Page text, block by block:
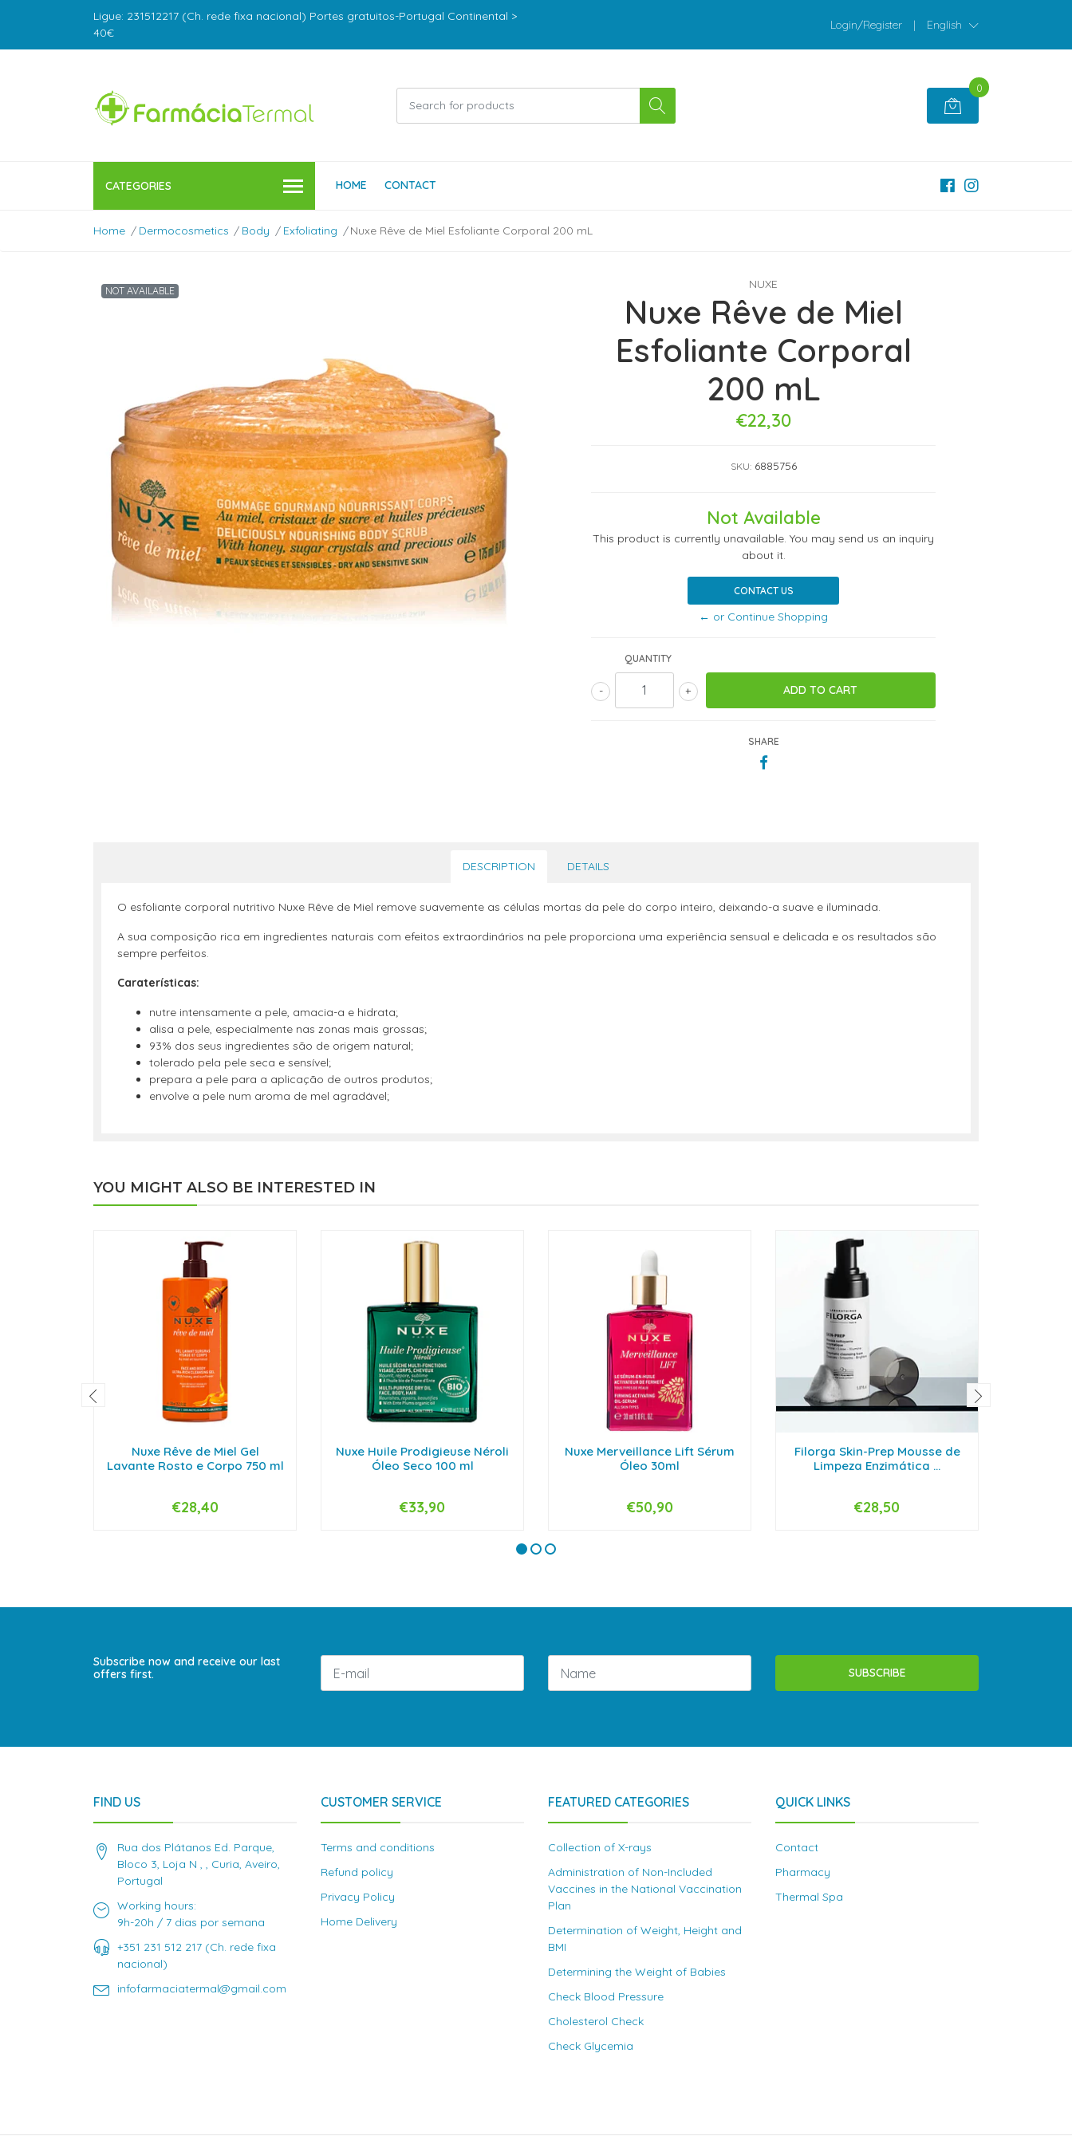
Ligue: 231512217 (Ch. rede fixa nacional) Portes gratuitos-Portugal Continental >
40€
Login/Register | English
0
CATEGORIES HOME CONTACT
Home Dermocosmetics Body Exfoliating Nuxe Rêve de Miel Esfoliante Corporal 200 mL
NOT AVAILABLE NUXE
Nuxe Rêve de Miel
Esfoliante Corporal
200 mL
€22,30
SKU: 6885756
Not Available
This product is currently unavailable. You may send us an inquiry
about it.
CONTACT US
← or Continue Shopping
QUANTITY
+
-
SHARE
DESCRIPTION DETAILS
O esfoliante corporal nutritivo Nuxe Rêve de Miel remove suavemente as células mortas da pele do corpo inteiro, deixando-a suave e iluminada.
A sua composição rica em ingredientes naturais com efeitos extraordinários na pele proporciona uma experiência sensual e delicada e os resultados são
sempre perfeitos.
Caraterísticas:
nutre intensamente a pele, amacia-a e hidrata;
alisa a pele, especialmente nas zonas mais grossas;
93% dos seus ingredientes são de origem natural;
tolerado pela pele seca e sensível;
prepara a pele para a aplicação de outros produtos;
envolve a pele num aroma de mel agradável;
YOU MIGHT ALSO BE INTERESTED IN
Nuxe Rêve de Miel Gel
Lavante Rosto e Corpo 750 ml
+
€28,40
Nuxe Huile Prodigieuse Néroli
Óleo Seco 100 ml
+
€33,90
Nuxe Merveillance Lift Sérum
Óleo 30ml
+
€50,90
Filorga Skin-Prep Mousse de
Limpeza Enzimática ...
+
€28,50
Subscribe now and receive our last
offers first.
SUBSCRIBE
FIND US
Rua dos Plátanos Ed. Parque,
Bloco 3, Loja N , , Curia, Aveiro,
Portugal
Working hours:
9h-20h / 7 dias por semana
+351 231 512 217 (Ch. rede fixa
nacional)
infofarmaciatermal@gmail.com
CUSTOMER SERVICE
Terms and conditions
Refund policy
Privacy Policy
Home Delivery
FEATURED CATEGORIES
Collection of X-rays
Administration of Non-Included
Vaccines in the National Vaccination
Plan
Determination of Weight, Height and
BMI
Determining the Weight of Babies
Check Blood Pressure
Cholesterol Check
Check Glycemia
QUICK LINKS
Contact
Pharmacy
Thermal Spa